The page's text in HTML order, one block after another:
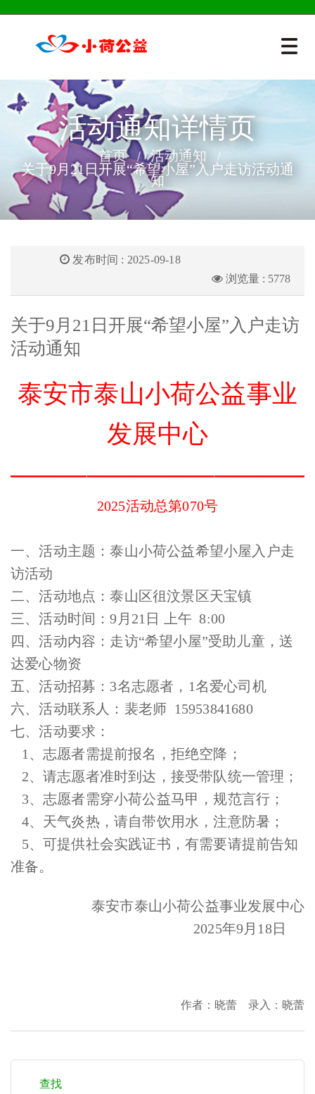
活动通知详情页
首页
活动通知
关于9月21日开展“希望小屋”入户走访活动通
知
发布时间 : 2025-09-18
浏览量 : 5778
关于9月21日开展“希望小屋”入户走访
活动通知
泰安市泰山小荷公益事业
发展中心
2025活动总第070号
一、活动主题：泰山小荷公益希望小屋入户走
访活动
二、活动地点：泰山区徂汶景区天宝镇
三、活动时间：9月21日 上午 8:00
四、活动内容：走访“希望小屋”受助儿童，送
达爱心物资
五、活动招募‌：‌3名志愿者，1名爱心司机
六、活动联系人：裴老师 15953841680
七、活动要求：
1、志愿者需提前报名，拒绝空降；
2、请志愿者准时到达，接受带队统一管理；
3、志愿者需穿小荷公益马甲，规范言行；
4、天气炎热，请自带饮用水，注意防暑；
5、可提供社会实践证书，有需要请提前告知
准备。
泰安市泰山小荷公益事业发展中心
2025年9月18日
作者：晓蕾 录入：晓蕾
查找